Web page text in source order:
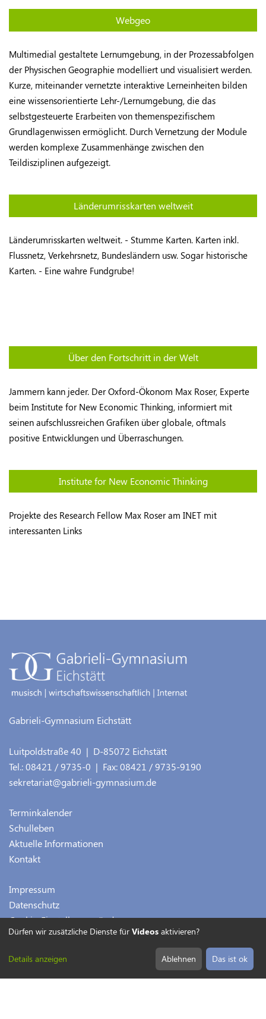
Webgeo
Multimedial gestaltete Lernumgebung, in der Prozessabfolgen
der Physischen Geographie modelliert und visualisiert werden.
Kurze, miteinander vernetzte interaktive Lerneinheiten bilden
eine wissensorientierte Lehr-/Lernumgebung, die das
selbstgesteuerte Erarbeiten von themenspezifischem
Grundlagenwissen ermöglicht. Durch Vernetzung der Module
werden komplexe Zusammenhänge zwischen den
Teildisziplinen aufgezeigt.
Länderumrisskarten weltweit
Länderumrisskarten weltweit. - Stumme Karten. Karten inkl.
Flussnetz, Verkehrsnetz, Bundesländern usw. Sogar historische
Karten. - Eine wahre Fundgrube!
Über den Fortschritt in der Welt
Jammern kann jeder. Der Oxford-Ökonom Max Roser, Experte
beim Institute for New Economic Thinking, informiert mit
seinen aufschlussreichen Grafiken über globale, oftmals
positive Entwicklungen und Überraschungen.
Institute for New Economic Thinking
Projekte des Research Fellow Max Roser am INET mit
interessanten Links
Gabrieli-Gymnasium Eichstätt
Luitpoldstraße 40 | D-85072 Eichstätt
Tel.:08421 / 9735-0 | Fax:08421 / 9735-9190
sekretariat@gabrieli-gymnasium.de
Terminkalender
Schulleben
Aktuelle Informationen
Kontakt
Impressum
Datenschutz
Cookie-Einstellungen ändern
Dürfen wir zusätzliche Dienste für Videos aktivieren?
Details anzeigen Ablehnen Das ist ok